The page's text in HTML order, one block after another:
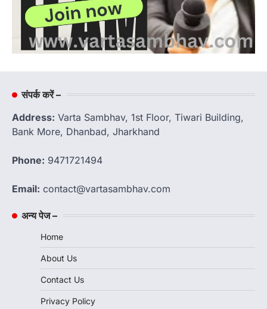
संपर्क करें –
Address: Varta Sambhav, 1st Floor, Tiwari Building,
Bank More, Dhanbad, Jharkhand
Phone: 9471721494
Email: contact@vartasambhav.com
अन्य पेज –
Home
About Us
Contact Us
Privacy Policy